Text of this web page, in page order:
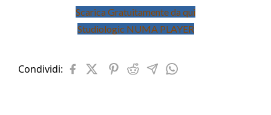
Scarica Gratuitamente da qui
Studiologic NUMA PLAYER
Condividi: